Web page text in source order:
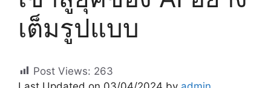
เต็มรูปแบบ
Post Views: 263